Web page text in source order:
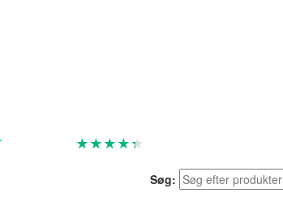
★ ★ ★ ★★
Søg: